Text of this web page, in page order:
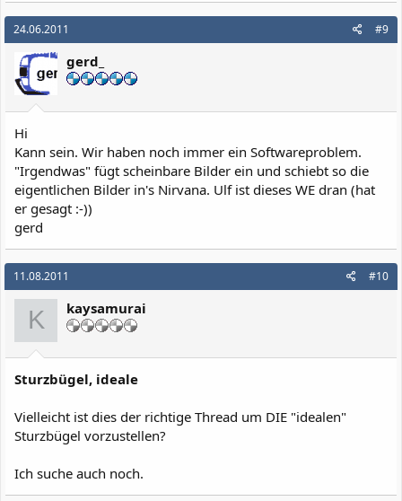
24.06.2011 #9
gerd_
Hi
Kann sein. Wir haben noch immer ein Softwareproblem.
"Irgendwas" fügt scheinbare Bilder ein und schiebt so die
eigentlichen Bilder in's Nirvana. Ulf ist dieses WE dran (hat
er gesagt :-))
gerd
11.08.2011 #10
K kaysamurai
Sturzbügel, ideale
Vielleicht ist dies der richtige Thread um DIE "idealen"
Sturzbügel vorzustellen?
Ich suche auch noch.